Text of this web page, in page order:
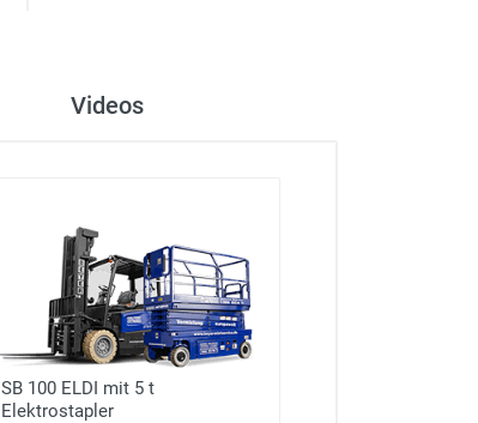
Videos
SB 100 ELDI mit 5 t
Elektrostapler